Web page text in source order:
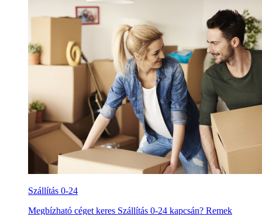
Szállítás 0-24
Megbízható céget keres Szállítás 0-24 kapcsán? Remek